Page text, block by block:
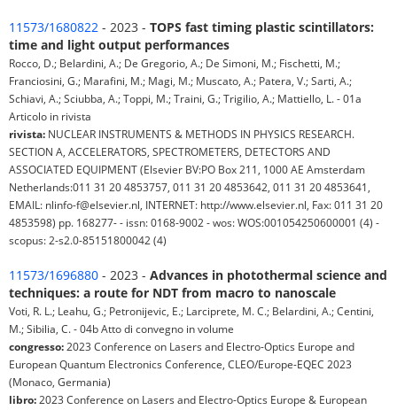
11573/1680822 - 2023 - TOPS fast timing plastic scintillators:
time and light output performances
Rocco, D.; Belardini, A.; De Gregorio, A.; De Simoni, M.; Fischetti, M.;
Franciosini, G.; Marafini, M.; Magi, M.; Muscato, A.; Patera, V.; Sarti, A.;
Schiavi, A.; Sciubba, A.; Toppi, M.; Traini, G.; Trigilio, A.; Mattiello, L. - 01a
Articolo in rivista
rivista: NUCLEAR INSTRUMENTS & METHODS IN PHYSICS RESEARCH.
SECTION A, ACCELERATORS, SPECTROMETERS, DETECTORS AND
ASSOCIATED EQUIPMENT (Elsevier BV:PO Box 211, 1000 AE Amsterdam
Netherlands:011 31 20 4853757, 011 31 20 4853642, 011 31 20 4853641,
EMAIL: nlinfo-f@elsevier.nl, INTERNET: http://www.elsevier.nl, Fax: 011 31 20
4853598) pp. 168277- - issn: 0168-9002 - wos: WOS:001054250600001 (4) -
scopus: 2-s2.0-85151800042 (4)
11573/1696880 - 2023 - Advances in photothermal science and
techniques: a route for NDT from macro to nanoscale
Voti, R. L.; Leahu, G.; Petronijevic, E.; Larciprete, M. C.; Belardini, A.; Centini,
M.; Sibilia, C. - 04b Atto di convegno in volume
congresso: 2023 Conference on Lasers and Electro-Optics Europe and
European Quantum Electronics Conference, CLEO/Europe-EQEC 2023
(Monaco, Germania)
libro: 2023 Conference on Lasers and Electro-Optics Europe & European